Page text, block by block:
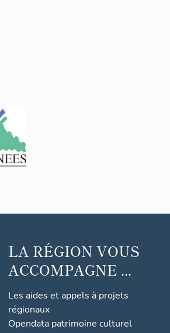
LA RÉGION VOUS
ACCOMPAGNE ...
Les aides et appels à projets
régionaux
Opendata patrimoine culturel